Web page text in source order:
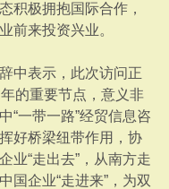
积极拥抱国际合作，
前来投资兴业。
中表示，此次访问正
的重要节点，意义非
“一带一路”经贸信息咨
好桥梁纽带作用，协
业“走出去”，从南方走
国企业“走进来”，为双